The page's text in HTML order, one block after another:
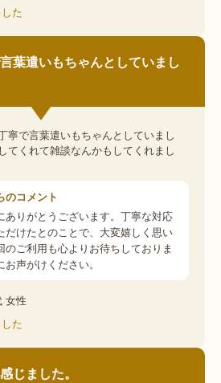
た
葉遣いもちゃんとしていまし
寧で言葉遣いもちゃんとしていまし
てくれて雑談なんかもしてくれまし
のコメント
ありがとうございます。丁寧な対応
だけたとのことで、大変嬉しく思い
のご利用も心よりお待ちしておりま
声がけください。
女性
た
じました。